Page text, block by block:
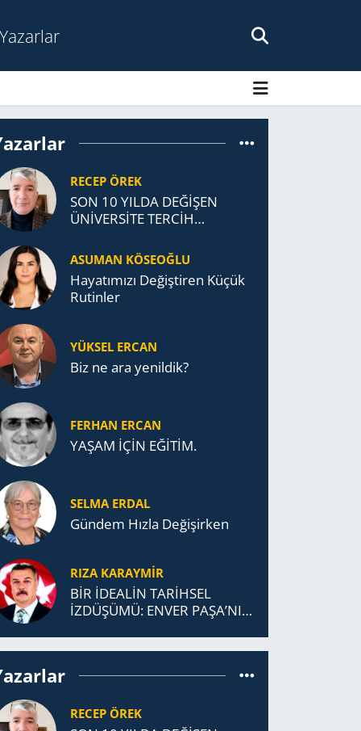
Yazarlar
RECEP ÖREK
SON 10 YILDA DEĞİŞEN
ÜNİVERSİTE TERCİH
ASUMAN KÖSEOĞLU
Ha­ya­tı­mı­zı De­ğiş­ti­ren Küçük
Ru­tin­ler
YÜKSEL ERCAN
Biz ne ara yenildik?
FERHAN ERCAN
YAŞAM İÇİN EĞİTİM.
SELMA ERDAL
Gündem Hızla Değişirken
RIZA KARAYMIR
BİR İDEALİN TARİHSEL
İZDÜŞÜMÜ: ENVER PAŞA’NIN
MİRASI
RECEP ÖREK